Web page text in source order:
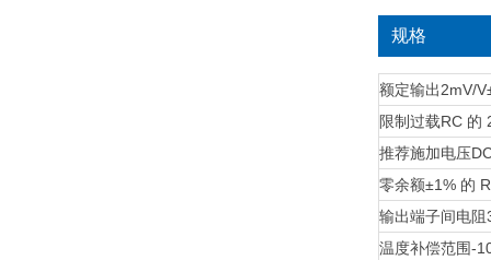
规格
额定输出2mV/
限制过载RC 的
推荐施加电压
零余额±1% 的
输出端子间电阻
温度补偿范围-